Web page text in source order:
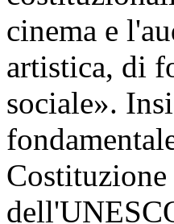
cinema e
artistica, di
sociale».